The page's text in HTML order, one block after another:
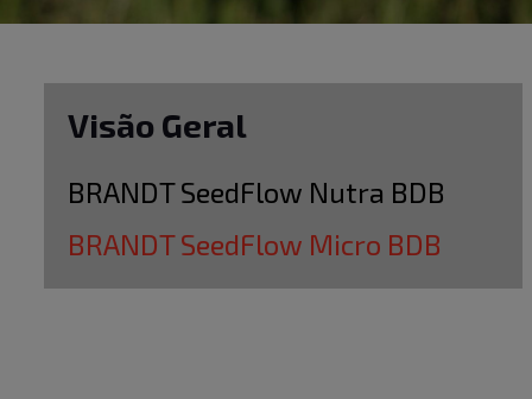
Visão Geral
BRANDT SeedFlow Nutra BDB
BRANDT SeedFlow Micro BDB